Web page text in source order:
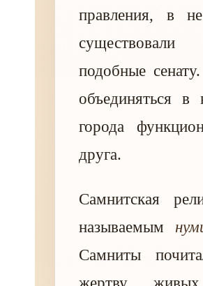
правления, в
существовали
подобные
объединяться
города
друга.
Самнитская
называемым
Самниты